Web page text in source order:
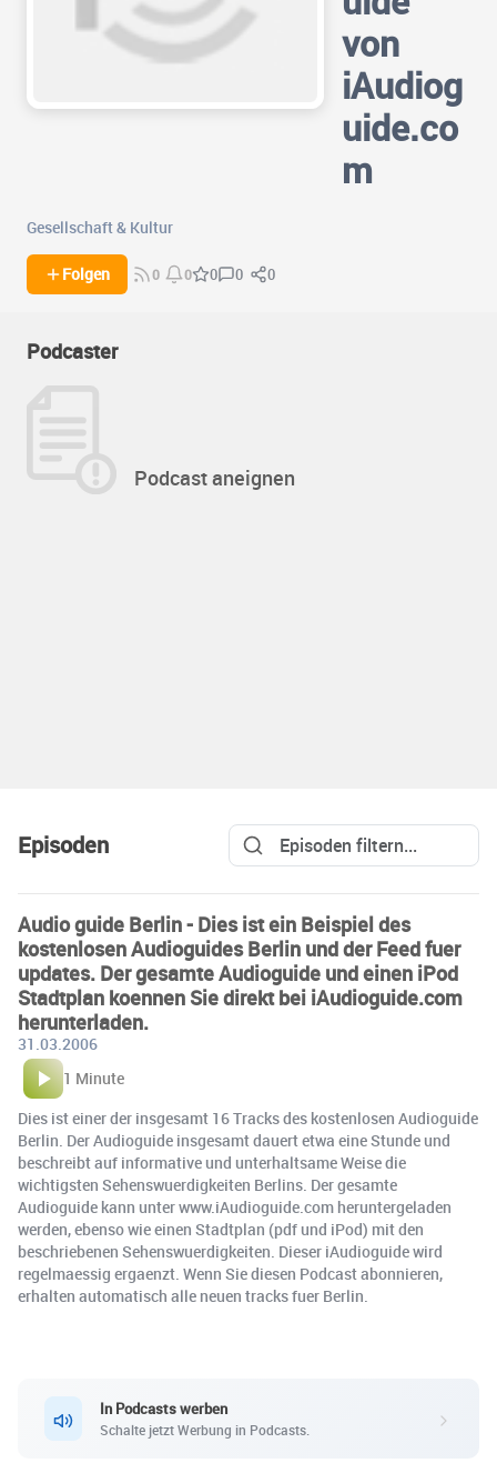
von
iAudiog
uide.co
m
Gesellschaft & Kultur
Folgen 0 0 0 0 0
Podcaster
Podcast aneignen
Episoden
Audio guide Berlin - Dies ist ein Beispiel des
kostenlosen Audioguides Berlin und der Feed fuer
updates. Der gesamte Audioguide und einen iPod
Stadtplan koennen Sie direkt bei iAudioguide.com
herunterladen.
31.03.2006
1 Minute
Dies ist einer der insgesamt 16 Tracks des kostenlosen Audioguide
Berlin. Der Audioguide insgesamt dauert etwa eine Stunde und
beschreibt auf informative und unterhaltsame Weise die
wichtigsten Sehenswuerdigkeiten Berlins. Der gesamte
Audioguide kann unter www.iAudioguide.com heruntergeladen
werden, ebenso wie einen Stadtplan (pdf und iPod) mit den
beschriebenen Sehenswuerdigkeiten. Dieser iAudioguide wird
regelmaessig ergaenzt. Wenn Sie diesen Podcast abonnieren,
erhalten automatisch alle neuen tracks fuer Berlin.
In Podcasts werben
Schalte jetzt Werbung in Podcasts.